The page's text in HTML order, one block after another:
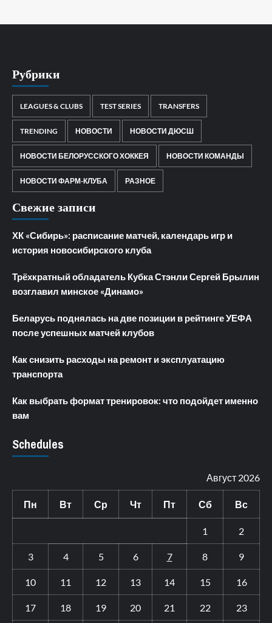
Рубрики
LEAGUES & CLUBS TEST SERIES TRANSFERS
TRENDING НОВОСТИ НОВОСТИ ДЮСШ
НОВОСТИ БЕЛОРУССКОГО ХОККЕЯ НОВОСТИ КОМАНДЫ
НОВОСТИ ФАРМ-КЛУБА РАЗНОЕ
Свежие записи
ХК «Сибирь»: расписание матчей, календарь игр и
история новосибирского клуба
Трёхкратный обладатель Кубка Стэнли Сергей Брылин
возглавил минское «Динамо»
Беларусь поднялась на две позиции в рейтинге УЕФА
после успешных матчей клубов
Как снизить расходы на ремонт и эксплуатацию
транспорта
Как выбрать формат тренировок: что подойдет именно
вам
Schedules
Август 2026
Пн Вт Ср Чт Пт Сб Вс
1 2
3 4 5 6 7 8 9
10 11 12 13 14 15 16
17 18 19 20 21 22 23